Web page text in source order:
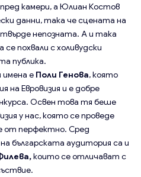
камери, а Юлиан Костов
данни, така че сцената на
твърде непозната. А и така
похвали с холивудски
публика.
е Поли Генова, която
на Евровизия и е добре
Освен това тя беше
у нас, която се проведе
от перфектно. Сред
българската аудитория са и
които се отличават с